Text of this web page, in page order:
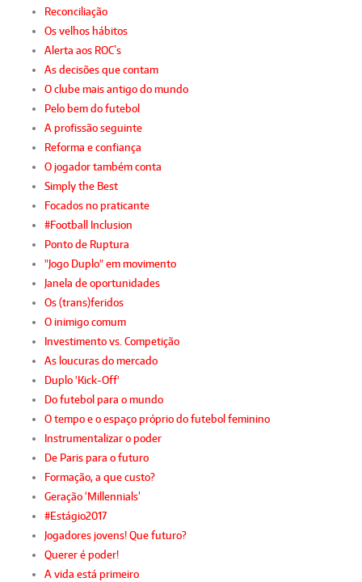
Reconciliação
Os velhos hábitos
Alerta aos ROC`s
As decisões que contam
O clube mais antigo do mundo
Pelo bem do futebol
A profissão seguinte
Reforma e confiança
O jogador também conta
Simply the Best
Focados no praticante
#Football Inclusion
Ponto de Ruptura
"Jogo Duplo" em movimento
Janela de oportunidades
Os (trans)feridos
O inimigo comum
Investimento vs. Competição
As loucuras do mercado
Duplo 'Kick-Off'
Do futebol para o mundo
O tempo e o espaço próprio do futebol feminino
Instrumentalizar o poder
De Paris para o futuro
Formação, a que custo?
Geração ‘Millennials’
#Estágio2017
Jogadores jovens! Que futuro?
Querer é poder!
A vida está primeiro